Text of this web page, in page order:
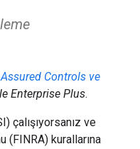
Assured Controls ve
Enterprise Plus.
çalışıyorsanız ve
(FINRA) kurallarına